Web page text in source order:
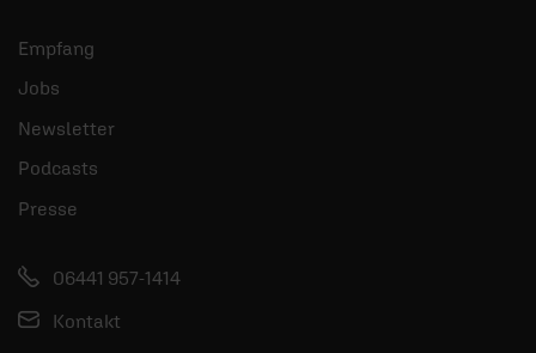
Empfang
Jobs
Newsletter
Podcasts
Presse
06441 957-1414
Kontakt